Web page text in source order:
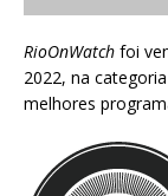
RioOnWatch foi
2022, na
melhores